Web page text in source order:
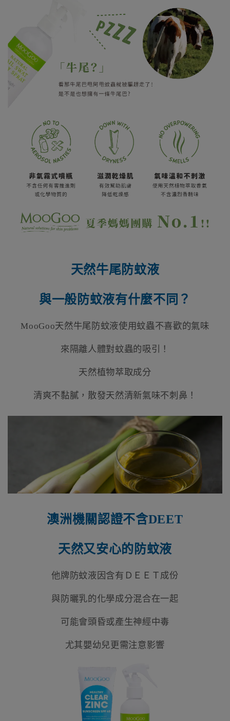
天然牛尾防蚊液
與一般防蚊液有什麼不同？
MooGoo天然牛尾防蚊液使用蚊蟲不喜歡的氣味
來隔離人體對蚊蟲的吸引！
天然植物萃取成分
清爽不黏膩，散發天然清新氣味不刺鼻！
澳洲機關認證不含DEET
天然又安心的防蚊液
他牌防蚊液因含有ＤＥＥＴ成份
與防曬乳的化學成分混合在一起
可能會頭昏或產生神經中毒
尤其嬰幼兒更需注意影響